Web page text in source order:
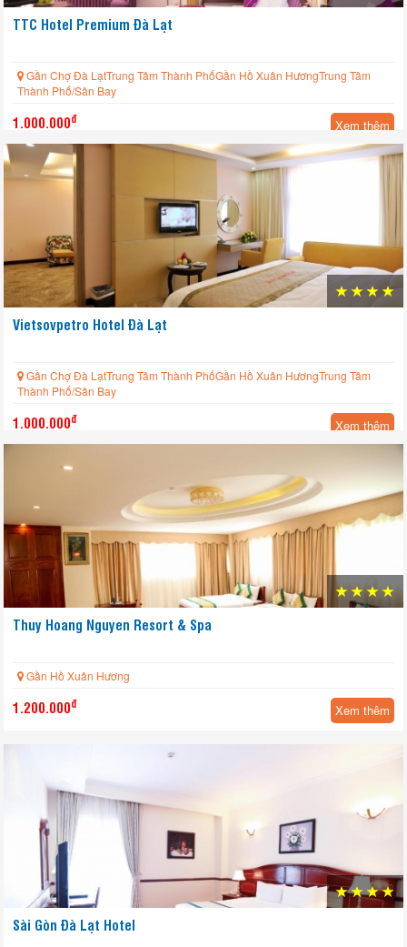
TTC Hotel Premium Đà Lạt
Gần Chợ Đà LạtTrung Tâm Thành PhốGần Hồ Xuân HươngTrung Tâm
Thành Phố/Sân Bay
1.000.000đ Xem thêm
Vietsovpetro Hotel Đà Lạt
Gần Chợ Đà LạtTrung Tâm Thành PhốGần Hồ Xuân HươngTrung Tâm
Thành Phố/Sân Bay
1.000.000đ Xem thêm
Thuy Hoang Nguyen Resort & Spa
Gần Hồ Xuân Hương
1.200.000đ Xem thêm
Sài Gòn Đà Lạt Hotel